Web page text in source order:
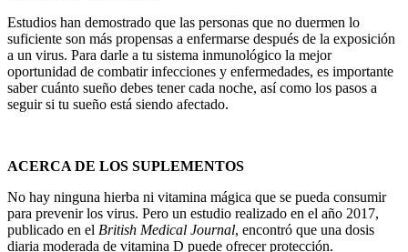
Estudios han demostrado que las personas que no duermen lo
suficiente son más propensas a enfermarse después de la exposición
a un virus. Para darle a tu sistema inmunológico la mejor
oportunidad de combatir infecciones y enfermedades, es importante
saber cuánto sueño debes tener cada noche, así como los pasos a
seguir si tu sueño está siendo afectado.
ACERCA DE LOS SUPLEMENTOS
No hay ninguna hierba ni vitamina mágica que se pueda consumir
para prevenir los virus. Pero un estudio realizado en el año 2017,
publicado en el British Medical Journal, encontró que una dosis
diaria moderada de vitamina D puede ofrecer protección.